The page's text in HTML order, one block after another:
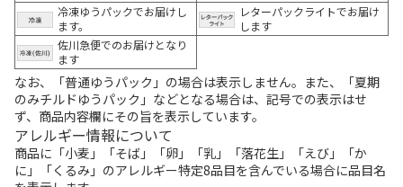
冷凍ゆうパックでお届けし
ます。
レターパックライトでお届け
します
佐川急便でのお届けとなり
ます
なお、「普通ゆうパック」の場合は表示しません。また、「夏期
のみチルドゆうパック」などとなる場合は、記号での表示はせ
ず、商品内容欄にその旨を表示しています。
アレルギー情報について
商品に「小麦」「そば」「卵」「乳」「落花生」「えび」「か
に」「くるみ」のアレルギー特定8品目を含んでいる場合に品目名